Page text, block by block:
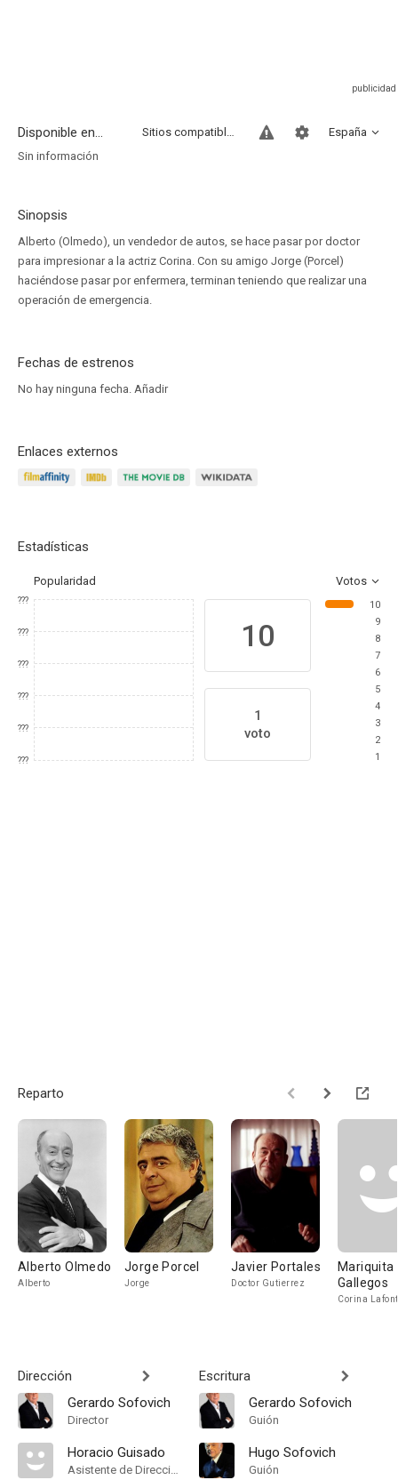
Disponible en... España
Sitios compatibles
Sin información
Sinopsis
Alberto (Olmedo), un vendedor de autos, se hace pasar por doctor
para impresionar a la actriz Corina. Con su amigo Jorge (Porcel)
haciéndose pasar por enfermera, terminan teniendo que realizar una
operación de emergencia.
Fechas de estrenos
No hay ninguna fecha. Añadir
Enlaces externos
Estadísticas
Popularidad Votos
???
???
???
???
???
???
10
1
voto
10
9
8
7
6
5
4
3
2
1
Reparto
Alberto Olmedo
Alberto
Jorge Porcel
Jorge
Javier Portales
Doctor Gutierrez
Mariquita
Gallegos
Corina Lafont
Dirección
Gerardo Sofovich
Director
Horacio Guisado
Asistente de Dirección
Escritura
Gerardo Sofovich
Guión
Hugo Sofovich
Guión